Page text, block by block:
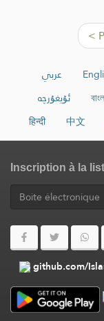
<
عربي
ئۇيغۇرچە
हिन्दी
中文
Inscription à la
github.com/